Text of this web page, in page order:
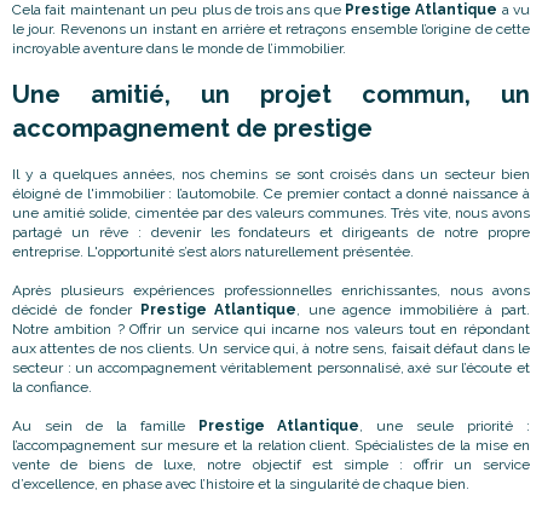
Cela fait maintenant un peu plus de trois ans que Prestige Atlantique a vu
le jour. Revenons un instant en arrière et retraçons ensemble l’origine de cette
incroyable aventure dans le monde de l’immobilier.
Une amitié, un projet commun, un
accompagnement de prestige
Il y a quelques années, nos chemins se sont croisés dans un secteur bien
éloigné de l'immobilier : l’automobile. Ce premier contact a donné naissance à
une amitié solide, cimentée par des valeurs communes. Très vite, nous avons
partagé un rêve : devenir les fondateurs et dirigeants de notre propre
entreprise. L'opportunité s’est alors naturellement présentée.
Après plusieurs expériences professionnelles enrichissantes, nous avons
décidé de fonder Prestige Atlantique, une agence immobilière à part.
Notre ambition ? Offrir un service qui incarne nos valeurs tout en répondant
aux attentes de nos clients. Un service qui, à notre sens, faisait défaut dans le
secteur : un accompagnement véritablement personnalisé, axé sur l’écoute et
la confiance.
Au sein de la famille Prestige Atlantique, une seule priorité :
l’accompagnement sur mesure et la relation client. Spécialistes de la mise en
vente de biens de luxe, notre objectif est simple : offrir un service
d’excellence, en phase avec l’histoire et la singularité de chaque bien.